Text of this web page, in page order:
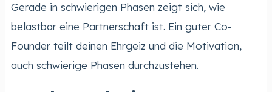
Gerade in schwierigen Phasen zeigt sich, wie
belastbar eine Partnerschaft ist. Ein guter Co-
Founder teilt deinen Ehrgeiz und die Motivation,
auch schwierige Phasen durchzustehen.